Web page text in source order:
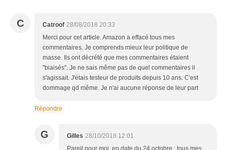
C Catroof 28/08/2018 20:33
Merci pour cet article. Amazon a effacé tous mes
commentaires. Je comprends mieux leur politique de
masse. Ils ont décrété que mes commentaires étaient
"biaisés". Je ne sais même pas de quel commentaires il
s'agissait. J'étais testeur de produits depuis 10 ans. C'est
dommage qd même. Je n'ai aucune réponse de leur part
Répondre
G Gilles 28/10/2018 12:01
Pareil pour moi, en date du 24 octobre : tous mes